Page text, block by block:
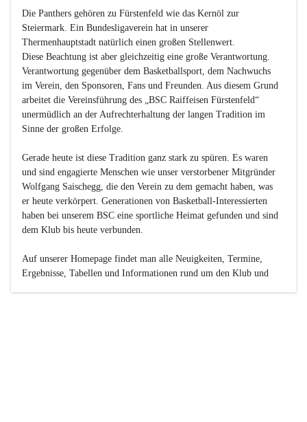
Die Panthers gehören zu Fürstenfeld wie das Kernöl zur
Steiermark. Ein Bundesligaverein hat in unserer
Thermenhauptstadt natürlich einen großen Stellenwert.
Diese Beachtung ist aber gleichzeitig eine große Verantwortung.
Verantwortung gegenüber dem Basketballsport, dem Nachwuchs
im Verein, den Sponsoren, Fans und Freunden. Aus diesem Grund
arbeitet die Vereinsführung des „BSC Raiffeisen Fürstenfeld“
unermüdlich an der Aufrechterhaltung der langen Tradition im
Sinne der großen Erfolge.
Gerade heute ist diese Tradition ganz stark zu spüren. Es waren
und sind engagierte Menschen wie unser verstorbener Mitgründer
Wolfgang Saischegg, die den Verein zu dem gemacht haben, was
er heute verkörpert. Generationen von Basketball-Interessierten
haben bei unserem BSC eine sportliche Heimat gefunden und sind
dem Klub bis heute verbunden.
Auf unserer Homepage findet man alle Neuigkeiten, Termine,
Ergebnisse, Tabellen und Informationen rund um den Klub und